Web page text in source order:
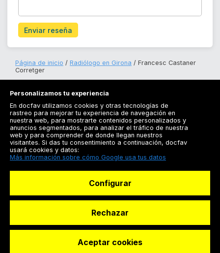
Enviar reseña
Página de inicio Radiólogo en Girona
Francesc Castaner
Corretger
Registrarse
Docfav
© Dashboard Technologies S.L
Personalizamos tu experiencia
En docfav utilizamos cookies y otras tecnologías de
rastreo para mejorar tu experiencia de navegación en
nuestra web, para mostrarte contenidos personalizados y
anuncios segmentados, para analizar el tráfico de nuestra
web y para comprender de donde llegan nuestros
visitantes. Si das tu consentimiento a continuación, docfav
usará cookies y datos:
Más información sobre cómo Google usa tus datos
Configurar
Rechazar
Aceptar cookies